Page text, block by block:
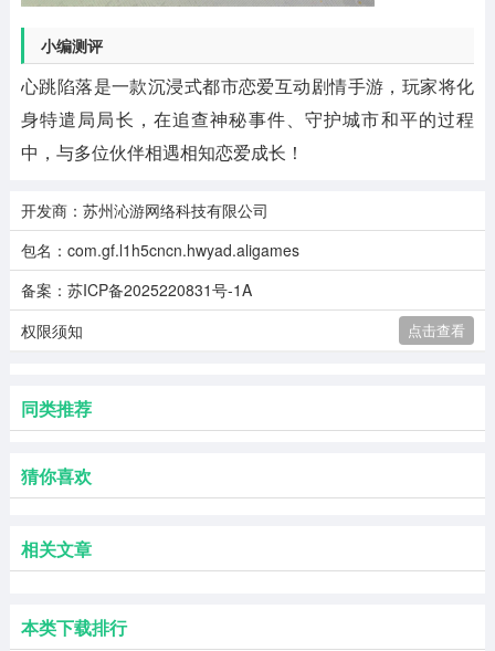
小编测评
心跳陷落是一款沉浸式都市恋爱互动剧情手游，玩家将化
身特遣局局长，在追查神秘事件、守护城市和平的过程
中，与多位伙伴相遇相知恋爱成长！
开发商：苏州沁游网络科技有限公司
包名：com.gf.l1h5cncn.hwyad.aligames
备案：苏ICP备2025220831号-1A
权限须知
点击查看
同类推荐
猜你喜欢
相关文章
本类下载排行